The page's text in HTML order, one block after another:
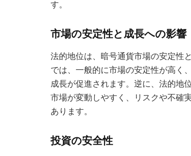
す。
市場の安定性と成長への影響
法的地位は、暗号通貨市場の安定性
では、一般的に市場の安定性が高く
成長が促進されます。逆に、法的地
市場が変動しやすく、リスクや不確
あります。
投資の安全性